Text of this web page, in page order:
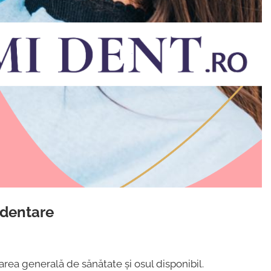
generală de sănătate și osul disponibil.